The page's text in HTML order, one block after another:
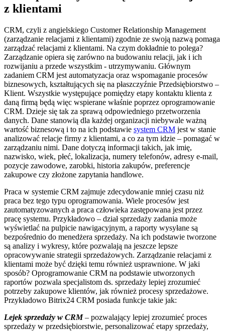
z klientami
CRM, czyli z angielskiego Customer Relationship Management
(zarządzanie relacjami z klientami) zgodnie ze swoją nazwą pomaga
zarządzać relacjami z klientami. Na czym dokładnie to polega?
Zarządzanie opiera się zarówno na budowaniu relacji, jak i ich
rozwijaniu a przede wszystkim - utrzymywaniu. Głównym
zadaniem CRM jest automatyzacja oraz wspomaganie procesów
biznesowych, kształtujących się na płaszczyźnie Przedsiębiorstwo –
Klient. Wszystkie występujące pomiędzy etapy kontaktu klienta z
daną firmą będą więc wspierane właśnie poprzez oprogramowanie
CRM. Dzieje się tak za sprawą odpowiedniego przetworzenia
danych. Dane stanowią dla każdej organizacji niebywale ważną
wartość biznesową i to na ich podstawie system CRM jest w stanie
analizować relacje firmy z klientami, a co za tym idzie – pomagać w
zarządzaniu nimi. Dane dotyczą informacji takich, jak imię,
nazwisko, wiek, płeć, lokalizacja, numery telefonów, adresy e-mail,
pozycje zawodowe, zarobki, historia zakupów, preferencje
zakupowe czy złożone zapytania handlowe.
Praca w systemie CRM zajmuje zdecydowanie mniej czasu niż
praca bez tego typu oprogramowania. Wiele procesów jest
zautomatyzowanych a praca człowieka zastępowana jest przez
pracę systemu. Przykładowo – dział sprzedaży zadania może
wyświetlać na pulpicie nawigacyjnym, a raporty wysyłane są
bezpośrednio do menedżera sprzedaży. Na ich podstawie tworzone
są analizy i wykresy, które pozwalają na jeszcze lepsze
opracowywanie strategii sprzedażowych. Zarządzanie relacjami z
klientami może być dzięki temu również usprawnione. W jaki
sposób? Oprogramowanie CRM na podstawie utworzonych
raportów pozwala specjalistom ds. sprzedaży lepiej zrozumieć
potrzeby zakupowe klientów, jak również procesy sprzedażowe.
Przykładowo Bitrix24 CRM posiada funkcje takie jak:
Lejek sprzedaży w CRM– pozwalający lepiej zrozumieć proces
sprzedaży w przedsiębiorstwie, personalizować etapy sprzedaży,